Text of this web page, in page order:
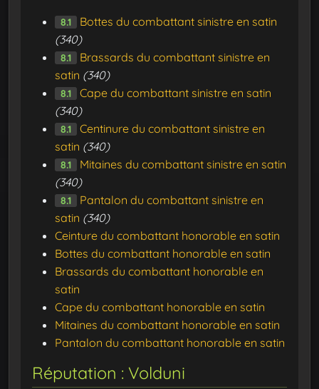
8.1
Bottes du combattant sinistre en satin
(340)
8.1
Brassards du combattant sinistre en
satin (340)
8.1
Cape du combattant sinistre en satin
(340)
8.1
Centinure du combattant sinistre en
satin (340)
8.1
Mitaines du combattant sinistre en satin
(340)
8.1
Pantalon du combattant sinistre en
satin (340)
Ceinture du combattant honorable en satin
Bottes du combattant honorable en satin
Brassards du combattant honorable en
satin
Cape du combattant honorable en satin
Mitaines du combattant honorable en satin
Pantalon du combattant honorable en satin
Réputation : Volduni